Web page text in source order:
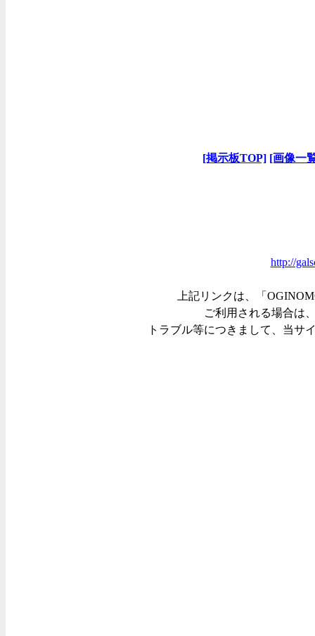
[掲示板TOP] [画像一
http://
上記リンクは、「
ご利用される場合は
トラブル等につきまして、当サ